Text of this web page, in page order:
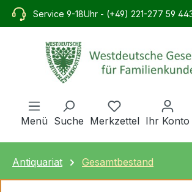
springen
Service 9-18Uhr - (+49) 221-277 59
Menü Suche Merkzettel Ihr Konto
Antiquariat Gesamtbestand